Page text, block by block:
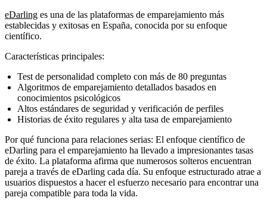
eDarling es una de las plataformas de emparejamiento más
establecidas y exitosas en España, conocida por su enfoque
científico.
Características principales:
Test de personalidad completo con más de 80 preguntas
Algoritmos de emparejamiento detallados basados en
conocimientos psicológicos
Altos estándares de seguridad y verificación de perfiles
Historias de éxito regulares y alta tasa de emparejamiento
Por qué funciona para relaciones serias: El enfoque científico de
eDarling para el emparejamiento ha llevado a impresionantes tasas
de éxito. La plataforma afirma que numerosos solteros encuentran
pareja a través de eDarling cada día. Su enfoque estructurado atrae a
usuarios dispuestos a hacer el esfuerzo necesario para encontrar una
pareja compatible para toda la vida.